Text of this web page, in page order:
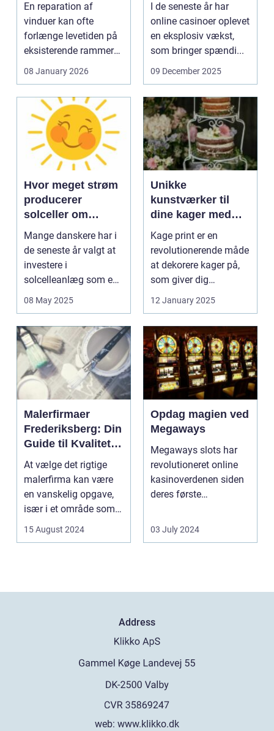
En reparation af
vinduer kan ofte
forlænge levetiden på
eksisterende rammer
08 January 2026
I de seneste år har
online casinoer oplevet
en eksplosiv vækst,
som bringer spændi...
09 December 2025
Hvor meget strøm
producerer
solceller om
vinteren?
Mange danskere har i
de seneste år valgt at
investere i
solcelleanlæg som en
08 May 2025
Unikke
kunstværker til
dine kager med
kage print
Kage print er en
revolutionerende måde
at dekorere kager på,
som giver dig
12 January 2025
Malerfirmaer
Frederiksberg: Din
Guide til Kvalitet
og Service
At vælge det rigtige
malerfirma kan være
en vanskelig opgave,
især i et område som
15 August 2024
Opdag magien ved
Megaways
Megaways slots har
revolutioneret online
kasinoverdenen siden
deres første
spillea...
03 July 2024
Address
web: www.klikko.dk